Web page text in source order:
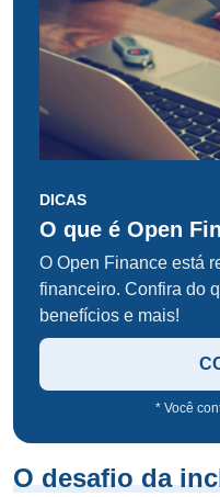
DICAS
O que é Open
O Open Finance está
financeiro. Confira do
benefícios e mais!
* Você
O desafio da